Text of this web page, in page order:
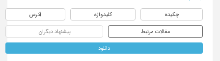
چکیده کلیدواژه آدرس
مقالات مرتبط پیشنهاد دیگران
دانلود